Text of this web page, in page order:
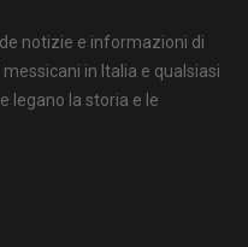
notizie e informazioni di
in Italia e qualsiasi
legano la storia e le